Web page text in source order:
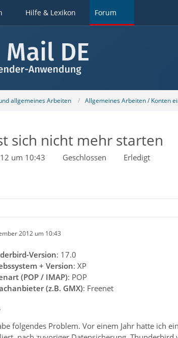
Hilfe & Lexikon Forum
allgemeines Arbeiten Allgemeines Arbeiten / Konten
sich nicht mehr starten
um 10:43 Geschlossen Erledigt
2012 um 10:43
Version: 17.0
+ Version: XP
(POP / IMAP): POP
(z.B. GMX): Freenet
folgendes Problem. Vor einem Jahr hatte ich